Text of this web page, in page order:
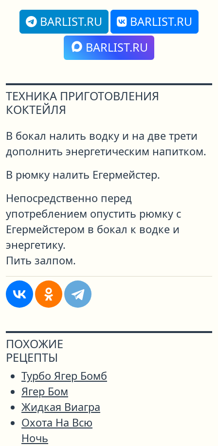
BARLIST.RU
BARLIST.RU
BARLIST.RU
ТЕХНИКА ПРИГОТОВЛЕНИЯ
КОКТЕЙЛЯ
В бокал налить водку и на две трети
дополнить энергетическим напитком.
В рюмку налить Егермейстер.
Непосредственно перед
употреблением опустить рюмку с
Егермейстером в бокал к водке и
энергетику.
Пить залпом.
ПОХОЖИЕ
РЕЦЕПТЫ
Турбо Ягер Бомб
Ягер Бом
Жидкая Виагра
Охота На Всю
Ночь